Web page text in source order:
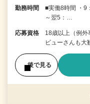
勤務時間
■実働8時間 ・9
～翌5：…
応募資格
18歳以上（例
ビューさんも大
後で見る